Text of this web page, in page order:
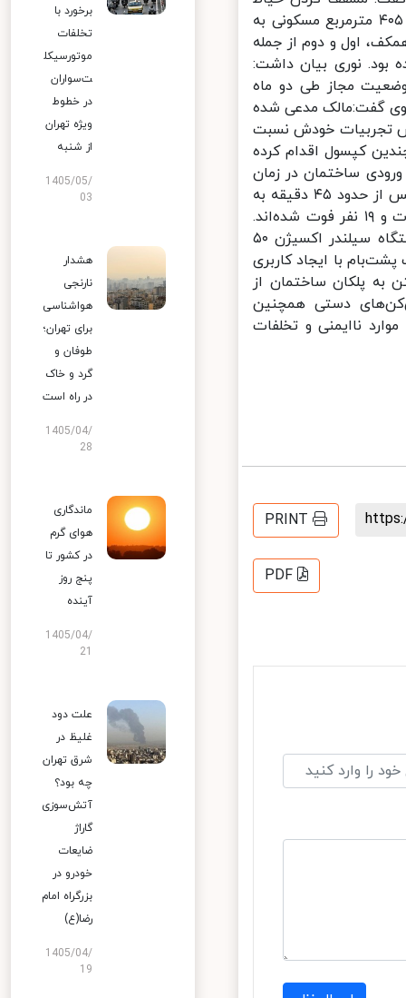
جنوبی با پروفیل سبک و سقف غیر اساسی به منظور ایجاد سایبان، تبدیل ۴۰۵ مترمربع مسکونی به
اول و دوم از جمله
که به کمیسیون ماده ۱۰۰ ارسال شده بود. نوری بیان داشت:
به وضعیت مجاز طی دو ماه
گفت:‌مالک مدعی شده
تجربیات خودش نسبت
کپسول اقدام کرده
ساختمان در زمان
حادثه دسترسی آتش‌نشانان به حادثه‌دیدگان سخت بوده و آتش‌نشان‌ها پس از حدود ۴۵ دقیقه به
محبوسین دسترسی پیدا کرده‌اند که ۲۰ نفر از محبوسین در ساختمان نجات و ۱۹ نفر فوت شده‌اند.
نوری گفت:‌ بهره‌برداری غیراصولی از حیاط ساختمان و دپوی قابل توجه دستگاه سیلندر اکسیژن ۵۰
با ایجاد کاربری
پلکان ساختمان از
دستی همچنین
ناایمنی و تخلفات
PRINT
PDF
برخورد با
تخلفات
موتورسیکل
ت‌سواران
در خطوط
ویژه تهران
از شنبه
1405/05/
03
هشدار
نارنجی
هواشناسی
برای تهران؛
طوفان و
گرد و خاک
در راه است
1405/04/
28
ماندگاری
هوای گرم
در کشور تا
پنج روز
آینده
1405/04/
علت دود
غلیظ در
شرق تهران
چه بود؟
آتش‌سوزی
گاراژ
ضایعات
خودرو در
بزرگراه امام
رضا(ع)
1405/04/
19